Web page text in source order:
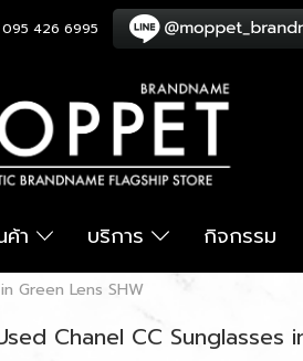
095 426 6995
ค้า บริการ กิจกรรม
Green Lens SHW
Chanel CC Sunglasses